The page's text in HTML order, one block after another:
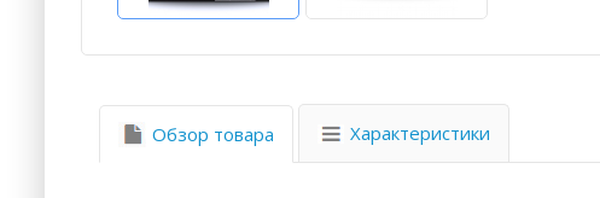
Обзор товара Характеристики